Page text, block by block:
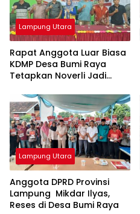
Lampung Utara
Rapat Anggota Luar Biasa
KDMP Desa Bumi Raya
Tetapkan Noverli Jadi
Lampung Utara
Anggota DPRD Provinsi
Lampung Mikdar Ilyas,
Reses di Desa Bumi Raya